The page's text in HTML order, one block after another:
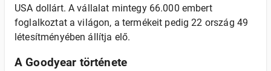
USA dollárt. A vállalat mintegy 66.000 embert
foglalkoztat a világon, a termékeit pedig 22 ország 49
létesítményében állítja elő.
A Goodyear története